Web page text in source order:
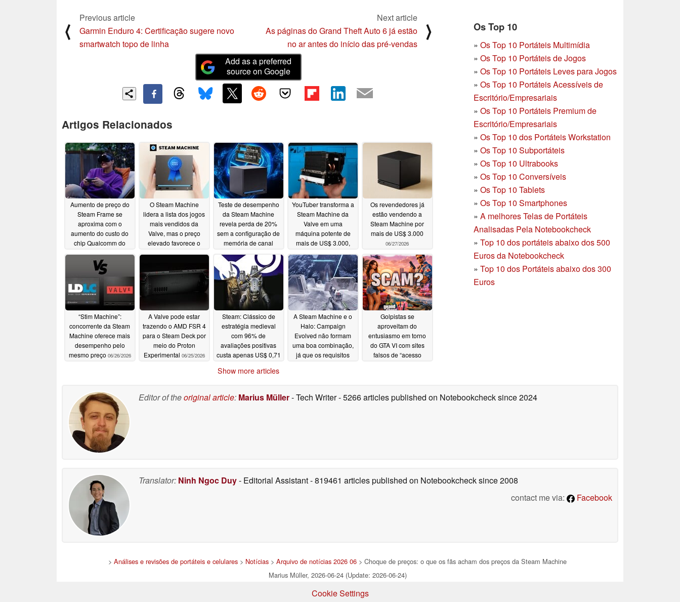
Os Top 10
» Os Top 10 Portáteis Multimídia
» Os Top 10 Portáteis de Jogos
» Os Top 10 Portáteis Leves para Jogos
» Os Top 10 Portáteis Acessíveis de
Escritório/Empresariais
» Os Top 10 Portáteis Premium de
Escritório/Empresariais
» Os Top 10 dos Portáteis Workstation
» Os Top 10 Subportáteis
» Os Top 10 Ultrabooks
» Os Top 10 Conversíveis
» Os Top 10 Tablets
» Os Top 10 Smartphones
» A melhores Telas de Portáteis
Analisadas Pela Notebookcheck
» Top 10 dos portáteis abaixo dos 500
Euros da Notebookcheck
» Top 10 dos Portáteis abaixo dos 300
Euros
⟨
Previous article
Garmin Enduro 4: Certificação sugere novo
smartwatch topo de linha
Next article
As páginas do Grand Theft Auto 6 já estão
no ar antes do início das pré-vendas
⟩
Add as a preferred
source on Google
Artigos Relacionados
Aumento de preço do
Steam Frame se
aproxima com o
aumento do custo do
chip Qualcomm do
07/26/2026
O Steam Machine
lidera a lista dos jogos
mais vendidos da
Valve, mas o preço
elevado favorece o
07/03/2026
Teste de desempenho
da Steam Machine
revela perda de 20%
sem a configuração de
memória de canal
07/01/2026
YouTuber transforma a
Steam Machine da
Valve em uma
máquina potente de
mais de US$ 3.000,
SSD de 4 TB06/27/2026
Os revendedores já
estão vendendo a
Steam Machine por
mais de US$ 3.000
06/27/2026
“Stim Machine”:
concorrente da Steam
Machine oferece mais
desempenho pelo
mesmo preço 06/26/2026
A Valve pode estar
trazendo o AMD FSR 4
para o Steam Deck por
meio do Proton
Experimental 06/25/2026
Steam: Clássico de
estratégia medieval
com 96% de
avaliações positivas
custa apenas US$ 0,71
A Steam Machine e o
Halo: Campaign
Evolved não formam
uma boa combinação,
já que os requisitos
“Baixo”06/24/2026
Golpistas se
aproveitam do
entusiasmo em torno
do GTA VI com sites
falsos de “acesso
Show more articles
Editor of theoriginal article: Marius Müller- Tech Writer- 5266 articles published on Notebookchecksince 2024
Translator: Ninh Ngoc Duy- Editorial Assistant- 819461 articles published on Notebookchecksince 2008
contact me via:
Facebook
> Análises e revisões de portáteis e celulares > Notícias > Arquivo de notícias 2026 06 > Choque de preços: o que os fãs acham dos preços da Steam Machine
Marius Müller, 2026-06-24 (Update: 2026-06-24)
Cookie Settings